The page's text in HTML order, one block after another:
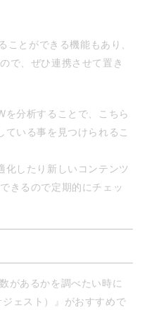
とができる機能もあり、
で、ぜひ連携させて置き
を分析することで、こちら
いる事を見つけられるこ
化したり新しいコンテンツ
きるので定期的にチェッ
があるかを調べたい時に
ェスト）』がおすすめで